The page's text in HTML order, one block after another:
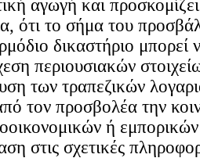
αγωγή και
ότι το σήμα του
δικαστήριο μπορεί
περιουσιακών
των τραπεζικών
τον προσβολέα την
ή
στις σχετικές